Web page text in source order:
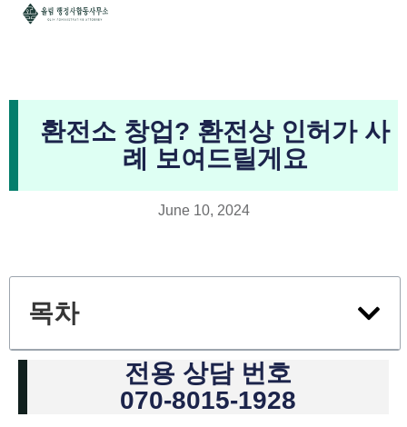
환전소 창업? 환전상 인허가 사
례 보여드릴게요
June 10, 2024
목차
전용 상담 번호
070-8015-1928